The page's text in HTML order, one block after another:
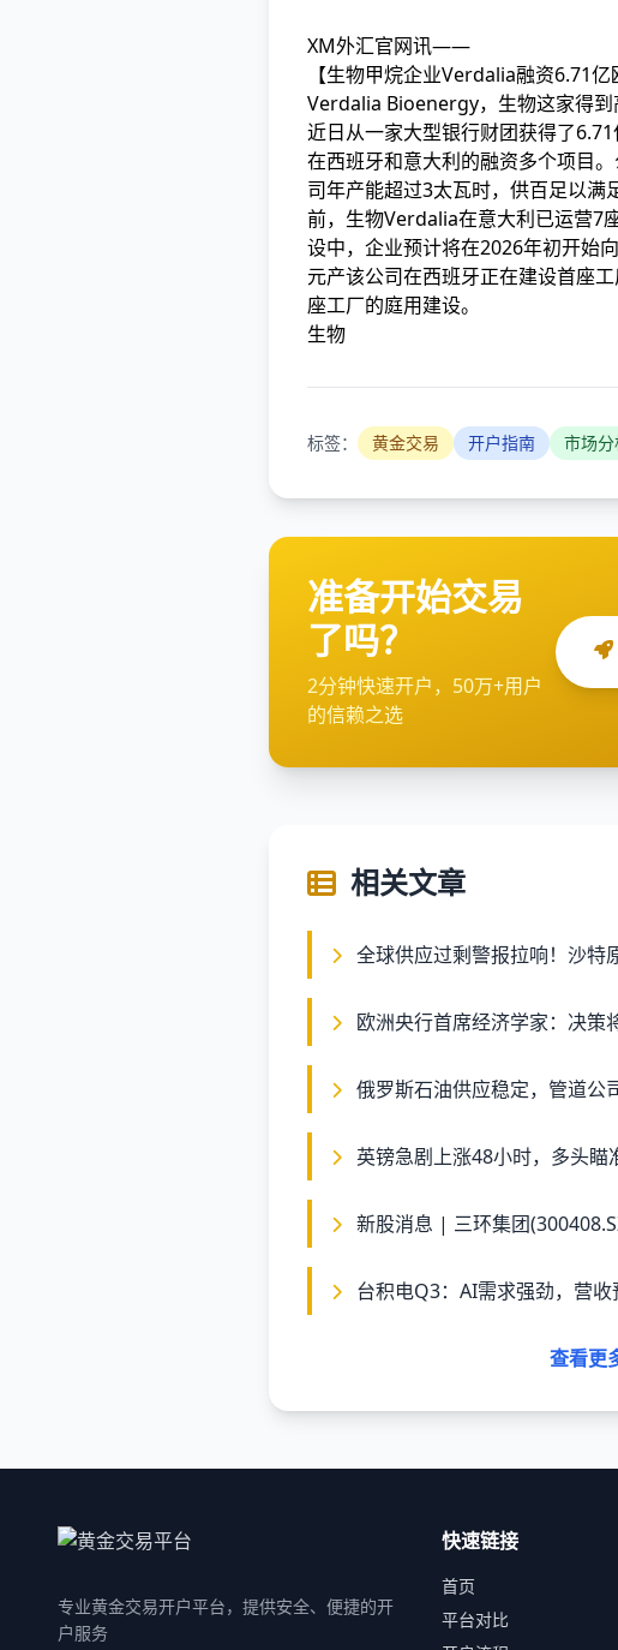
XM外汇官网讯——
【生物甲烷企业Verdalia融资6.71
Verdalia Bioenergy，生物这家得到
近日从一家大型银行财团获得了
在西班牙和意大利的融资多个项目
司年产能超过3太瓦时，供百足以满
前，生物Verdalia在意大利已运营7
设中，企业预计将在2026年初开始
元产该公司在西班牙正在建设首座
座工厂的庭用建设。
生物
标签： 黄金交易 开户指南 市场
准备开始交易
了吗？
2分钟快速开户，50万+用户
的信赖之选
相关文章
全球供应过剩警报拉响！沙特
欧洲央行首席经济学家：决策
俄罗斯石油供应稳定，管道公
英镑急剧上涨48小时，多头瞄
新股消息 | 三环集团
台积电Q3：AI需求强劲，营收
查看更
专业黄金交易开户平台，提供安全、便捷的开
户服务
快速链接
首页
平台对比